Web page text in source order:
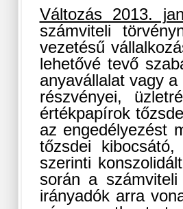
Változás 2013.
számviteli
vezetésű
lehetővé tevő
anyavállalat vagy
részvényei,
értékpapírok
az engedélyezést
tőzsdei
szerinti
során a
irányadók arra